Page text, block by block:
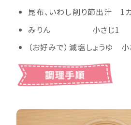
昆布、いわし削り節出汁 1
みりん 小さじ1
（お好みで）減塩しょうゆ 小